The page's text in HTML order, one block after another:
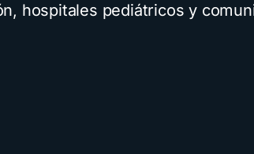
hospitales pediátricos y